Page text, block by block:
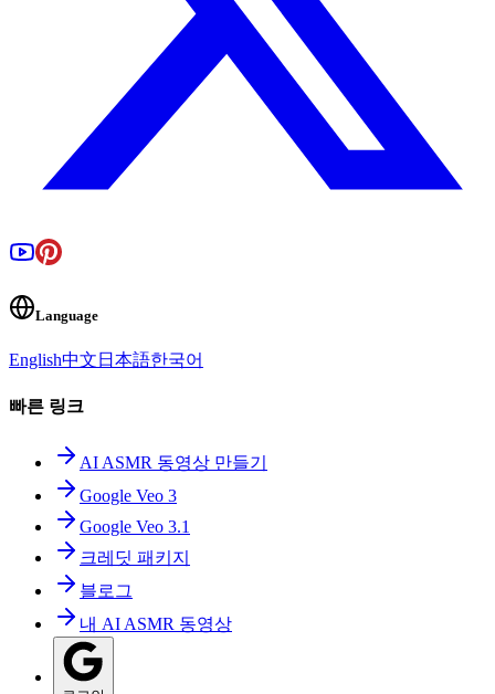
Language
English中文 日本語한국어
빠른 링크
AI ASMR 동영상 만들기
Google Veo 3
Google Veo 3.1
크레딧 패키지
블로그
내 AI ASMR 동영상